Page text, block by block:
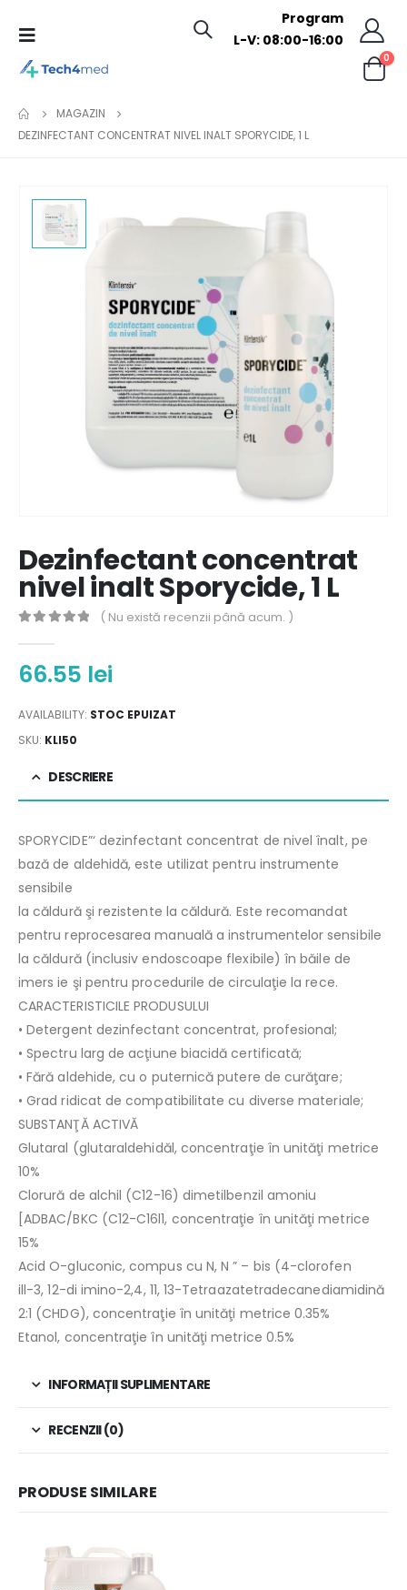
Program
L-V: 08:00-16:00
0
MAGAZIN
DEZINFECTANT CONCENTRAT NIVEL INALT SPORYCIDE, 1 L
Dezinfectant concentrat
nivel inalt Sporycide, 1 L
( Nu există recenzii până acum. )
66.55 lei
AVAILABILITY: STOC EPUIZAT
SKU: KLI50
DESCRIERE
SPORYCIDE”‘ dezinfectant concentrat de nivel înalt, pe
bază de aldehidă, este utilizat pentru instrumente
sensibile
la căldură şi rezistente la căldură. Este recomandat
pentru reprocesarea manuală a instrumentelor sensibile
la căldură (inclusiv endoscoape flexibile) în băile de
imers ie şi pentru procedurile de circulaţie la rece.
CARACTERISTICILE PRODUSULUI
• Detergent dezinfectant concentrat, profesional;
• Spectru larg de acţiune biacidă certificată;
• Fără aldehide, cu o puternică putere de curăţare;
• Grad ridicat de compatibilitate cu diverse materiale;
SUBSTANŢĂ ACTIVĂ
Glutaral (glutaraldehidăl, concentraţie în unităţi metrice
10%
Clorură de alchil (C12-16) dimetilbenzil amoniu
[ADBAC/BKC (C12-C16l1, concentraţie în unităţi metrice
15%
Acid O-gluconic, compus cu N, N ” – bis (4-clorofen
ill-3, 12-di imino-2,4, 11, 13-Tetraazatetradecanediamidină
2:1 (CHDG), concentraţie în unităţi metrice 0.35%
Etanol, concentraţie în unităţi metrice 0.5%
INFORMAȚII SUPLIMENTARE
RECENZII (0)
PRODUSE SIMILARE